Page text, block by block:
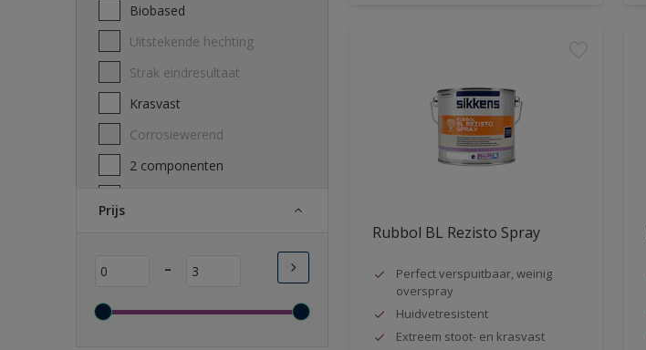
Biobased
Uitstekende hechting
Strak eindresultaat
Krasvast
Corrosiewerend
2 componenten
Wasbaar
Sneldrogend
Prijs
-
Rubbol BL Rezisto Spray
Perfect verspuitbaar, weinig
overspray
Huidvetresistent
Extreem stoot- en krasvast